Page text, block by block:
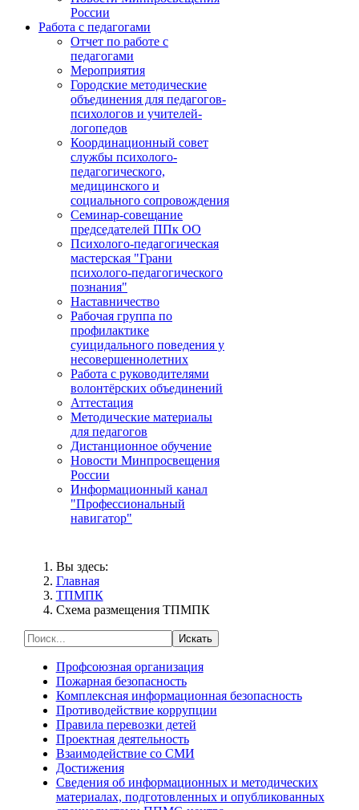
России
Работа с педагогами
Отчет по работе с
педагогами
Мероприятия
Городские методические
объединения для педагогов-
психологов и учителей-
логопедов
Координационный совет
службы психолого-
педагогического,
медицинского и
социального сопровождения
Семинар-совещание
председателей ППк ОО
Психолого-педагогическая
мастерская "Грани
психолого-педагогического
познания"
Наставничество
Рабочая группа по
профилактике
суицидального поведения у
несовершеннолетних
Работа с руководителями
волонтёрских объединений
Аттестация
Методические материалы
для педагогов
Дистанционное обучение
Новости Минпросвещения
России
Информационный канал
"Профессиональный
навигатор"
Вы здесь:
Главная
ТПМПК
Схема размещения ТПМПК
Искать
Профсоюзная организация
Пожарная безопасность
Комплексная информационная безопасность
Противодействие коррупции
Правила перевозки детей
Проектная деятельность
Взаимодействие со СМИ
Достижения
Сведения об информационных и методических
материалах, подготовленных и опубликованных